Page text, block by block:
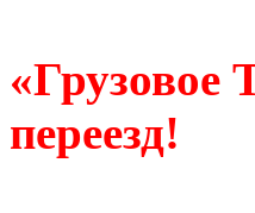
«Грузовое
переезд!